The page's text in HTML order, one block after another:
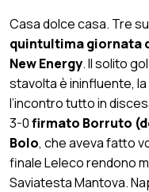
Casa dolce casa. Tre
quintultima giornata
New Energy. Il solito
stavolta è ininfluente,
l’incontro tutto in
3-0firmato Borruto
Bolo, che aveva fatto
finale Leleco rendono
Saviatesta Mantova.